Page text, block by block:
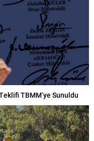
TBMM’ye Sunuldu